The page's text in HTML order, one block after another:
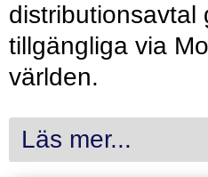
distributionsavtal
tillgängliga via
världen.
Läs mer...